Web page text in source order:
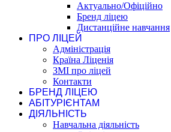
Актуально/Офіційно
Бренд ліцею
Дистанційне навчання
ПРО ЛІЦЕЙ
Адміністрація
Країна Ліценія
ЗМІ про ліцей
Контакти
БРЕНД ЛІЦЕЮ
АБІТУРІЄНТАМ
ДІЯЛЬНІСТЬ
Навчальна діяльність